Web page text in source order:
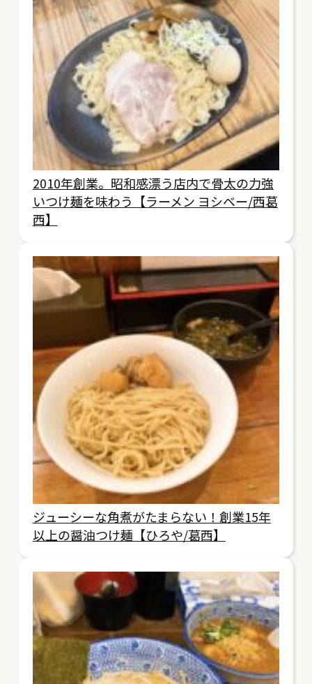
2010年創業。昭和感漂う店内で骨太の力強
いつけ麺を味わう【ラーメン ヨシベー/西葛
西】
ジューシーな角煮がたまらない！創業15年
以上の醤油つけ麺【ひろや/葛西】